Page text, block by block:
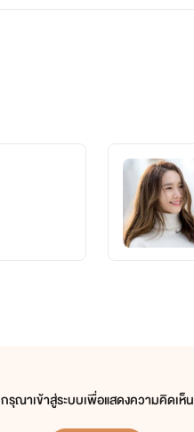
กรุณาเข้าสู่ระบบเพื่อแสดงความคิดเห็น